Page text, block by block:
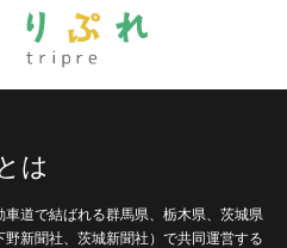
は
道で結ばれる群馬県、栃木県、茨城県
新聞社、茨城新聞社）で共同運営する